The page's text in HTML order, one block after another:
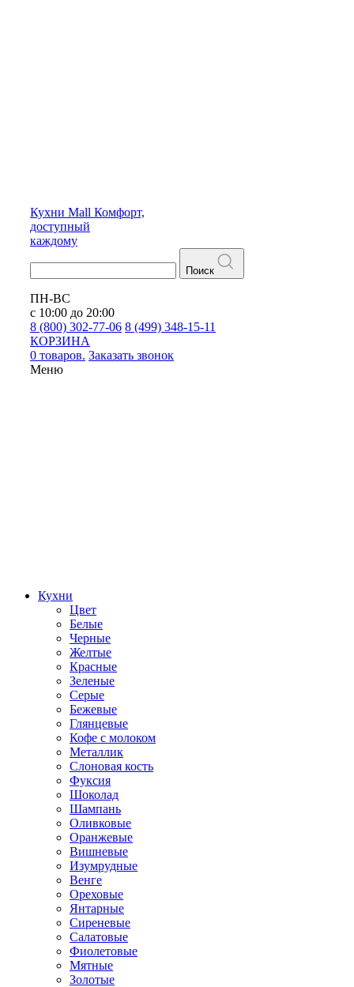
Кухни Mall Комфорт,
доступный
каждому
Поиск
ПН-ВС
с 10:00 до 20:00
8 (800) 302-77-06 8 (499) 348-15-11
КОРЗИНА
0 товаров. Заказать звонок
Меню
Кухни
Цвет
Белые
Черные
Желтые
Красные
Зеленые
Серые
Бежевые
Глянцевые
Кофе с молоком
Металлик
Слоновая кость
Фуксия
Шоколад
Шампань
Оливковые
Оранжевые
Вишневые
Изумрудные
Венге
Ореховые
Янтарные
Сиреневые
Салатовые
Фиолетовые
Мятные
Золотые